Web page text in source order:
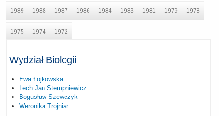
1989 1988 1987 1986 1984 1983 1981 1979 1978
1975 1974 1972
Wydział Biologii
Ewa Łojkowska
Lech Jan Stempniewicz
Bogusław Szewczyk
Weronika Trojniar